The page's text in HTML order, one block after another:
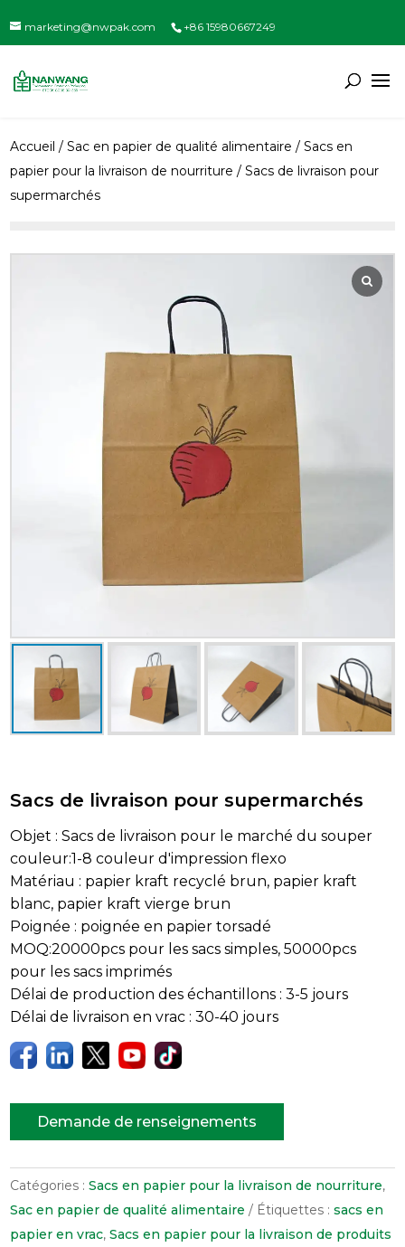
marketing@nwpak.com +86 15980667249
Accueil /Sac en papier de qualité alimentaire /Sacs en
papier pour la livraison de nourriture / Sacs de livraison pour
supermarchés
Sacs de livraison pour supermarchés
Objet : Sacs de livraison pour le marché du souper
couleur:1-8 couleur d'impression flexo
Matériau : papier kraft recyclé brun, papier kraft
blanc, papier kraft vierge brun
Poignée : poignée en papier torsadé
MOQ:20000pcs pour les sacs simples, 50000pcs
pour les sacs imprimés
Délai de production des échantillons : 3-5 jours
Délai de livraison en vrac : 30-40 jours
Demande de renseignements
Catégories :Sacs en papier pour la livraison de nourriture,
Sac en papier de qualité alimentaire
Étiquettes :sacs en
papier en vrac,Sacs en papier pour la livraison de produits